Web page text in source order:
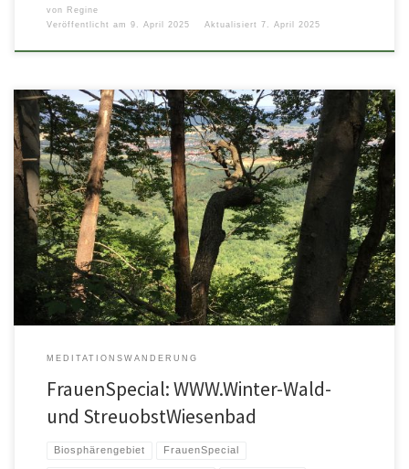
von Regine
Veröffentlicht am 9. April 2025 Aktualisiert 7. April 2025
Waldbaden bedeutet nicht Schwimmen, sondern „Eintauchen“ in die
Atmosphäre des Waldes und „Eintauchen“ in die Atmosphäre der
Streuobstwiesen. Bei einem […]
MEDITATIONSWANDERUNG
FrauenSpecial: WWW.Winter-Wald-
und StreuobstWiesenbad
Biosphärengebiet FrauenSpecial